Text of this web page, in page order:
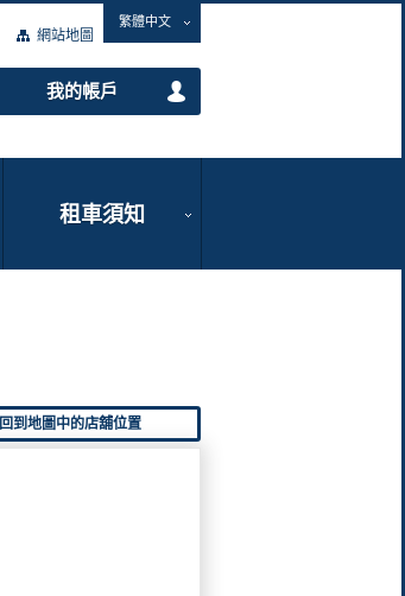
網站地圖
繁體中文
我的帳戶
租車須知
回到地圖中的店舖位置